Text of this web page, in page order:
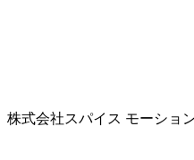
株式会社スパイス モーショ